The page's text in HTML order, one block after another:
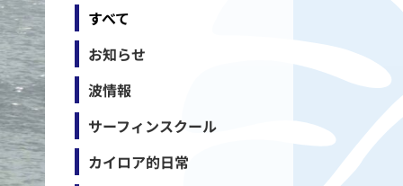
すべて
お知らせ
波情報
サーフィンスクール
カイロア的日常